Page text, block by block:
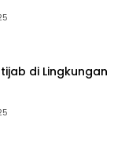
di Lingkungan